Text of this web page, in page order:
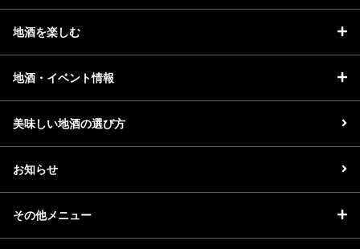
地酒を楽しむ
地酒・イベント情報
美味しい地酒の選び方
お知らせ
その他メニュー